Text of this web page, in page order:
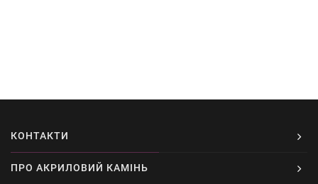
КОНТАКТИ
ПРО АКРИЛОВИЙ КАМІНЬ